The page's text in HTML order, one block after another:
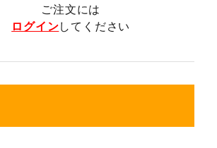
ご注文には
ログインしてください